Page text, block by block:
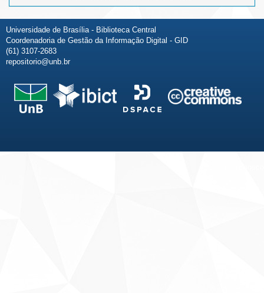
Universidade de Brasília - Biblioteca Central
Coordenadoria de Gestão da Informação Digital - GID
(61) 3107-2683
repositorio@unb.br